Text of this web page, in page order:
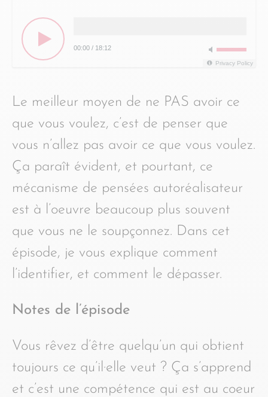
00:00 / 18:12
Privacy Policy
Le meilleur moyen de ne PAS avoir ce
que vous voulez, c’est de penser que
vous n’allez pas avoir ce que vous voulez.
Ça paraît évident, et pourtant, ce
mécanisme de pensées autoréalisateur
est à l’oeuvre beaucoup plus souvent
que vous ne le soupçonnez. Dans cet
épisode, je vous explique comment
l’identifier, et comment le dépasser.
Notes de l’épisode
Vous rêvez d’être quelqu’un qui obtient
toujours ce qu’il·elle veut ? Ça s’apprend
et c’est une compétence qui est au coeur